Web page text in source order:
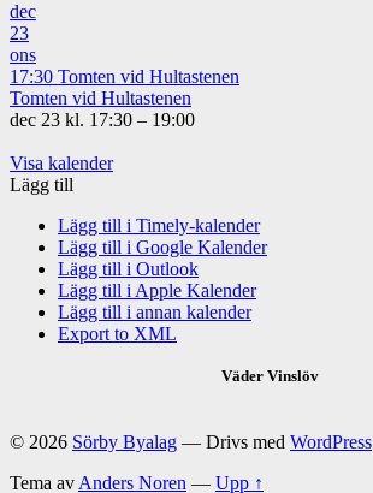
dec
23
ons
17:30 Tomten vid Hultastenen
Tomten vid Hultastenen
dec 23 kl. 17:30 – 19:00
Visa kalender
Lägg till
Lägg till i Timely-kalender
Lägg till i Google Kalender
Lägg till i Outlook
Lägg till i Apple Kalender
Lägg till i annan kalender
Export to XML
Väder Vinslöv
© 2026 Sörby Byalag — Drivs med WordPress
Tema av Anders Noren — Upp ↑